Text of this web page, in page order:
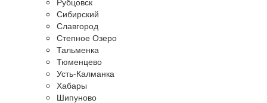
Сибирский
Славгород
Степное Озеро
Тальменка
Тюменцево
Усть-Калманка
Хабары
Шипуново